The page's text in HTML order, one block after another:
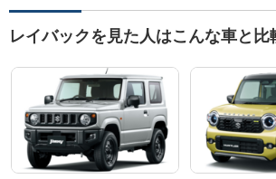
レイバックを見た人はこんな車と比